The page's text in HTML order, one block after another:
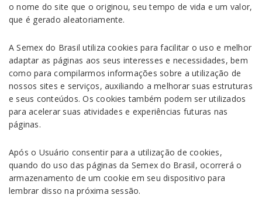
o nome do site que o originou, seu tempo de vida e um valor,
que é gerado aleatoriamente.
A Semex do Brasil utiliza cookies para facilitar o uso e melhor
adaptar as páginas aos seus interesses e necessidades, bem
como para compilarmos informações sobre a utilização de
nossos sites e serviços, auxiliando a melhorar suas estruturas
e seus conteúdos. Os cookies também podem ser utilizados
para acelerar suas atividades e experiências futuras nas
páginas.
Após o Usuário consentir para a utilização de cookies,
quando do uso das páginas da Semex do Brasil, ocorrerá o
armazenamento de um cookie em seu dispositivo para
lembrar disso na próxima sessão.